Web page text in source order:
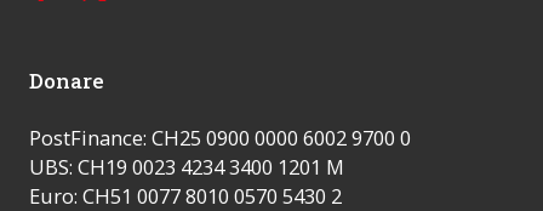
Donare
PostFinance: CH25 0900 0000 6002 9700 0
UBS: CH19 0023 4234 3400 1201 M
Euro: CH51 0077 8010 0570 5430 2